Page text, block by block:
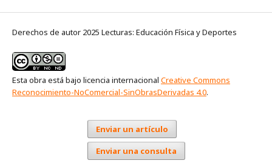
Derechos de autor 2025 Lecturas: Educación Física y Deportes
Esta obra está bajo licencia internacional Creative Commons
Reconocimiento-NoComercial-SinObrasDerivadas 4.0.
Enviar un artículo
Enviar una consulta